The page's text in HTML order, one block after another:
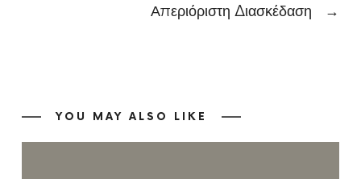
Απεριόριστη Διασκέδαση
→
YOU MAY ALSO LIKE